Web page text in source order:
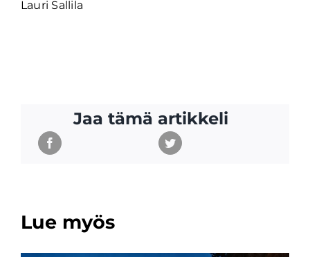
Lauri Sallila
Jaa tämä artikkeli
Lue myös